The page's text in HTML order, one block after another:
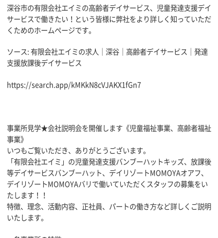
深谷市の有限会社エイミの高齢者デイサービス、 児童発達支援デイ
サービスで働きたい！ という皆様に弊社をより詳しく知っていただ
くためのホームページです。
ソース: 有限会社エイミの求人｜深谷｜高齢者デイサービス｜ 発達
支援放課後デイサービス
https://search.app/kMKkN8cVJAKX1fGn7
事業所見学★会社説明会を開催します《児童福祉事業、高齢者福祉
事業》
いつもご覧いただき、ありがとうございます。
「有限会社エイミ」の児童発達支援バンブーハットキッズ、放課後
等デイサービスバンブーハット、デイリゾートMOMOYAオアフ、
デイリゾートMOMOYAバリで働いていただくスタッフの募集をい
たします！！
特徴、理念、活動内容、正社員、パートの働き方など詳しくご説明
いたします。